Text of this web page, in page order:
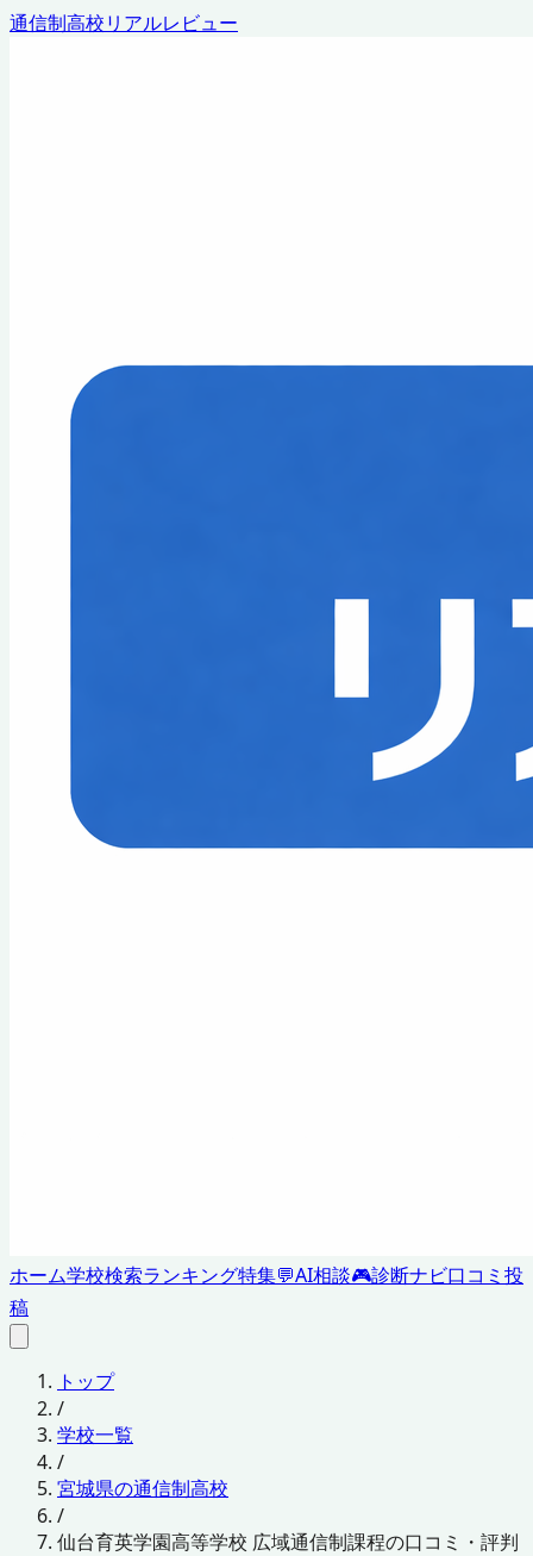
通信制高校リアルレビュー
ホーム学校検索ランキング特集💬AI相談🎮診断ナビ口コミ投
稿
トップ
/
学校一覧
/
宮城県の通信制高校
/
仙台育英学園高等学校 広域通信制課程の口コミ・評判